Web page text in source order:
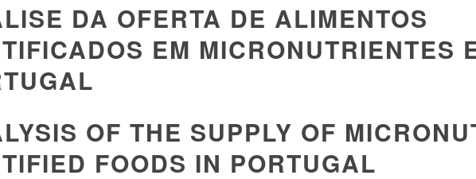
DA OFERTA DE ALIMENTOS
EM MICRONUTRIENTES
OF THE SUPPLY OF
FOODS IN PORTUGAL